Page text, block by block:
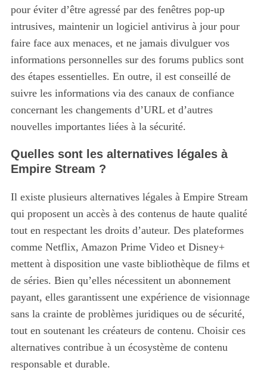
pour éviter d’être agressé par des fenêtres pop-up
intrusives, maintenir un logiciel antivirus à jour pour
faire face aux menaces, et ne jamais divulguer vos
informations personnelles sur des forums publics sont
des étapes essentielles. En outre, il est conseillé de
suivre les informations via des canaux de confiance
concernant les changements d’URL et d’autres
nouvelles importantes liées à la sécurité.
Quelles sont les alternatives légales à
Empire Stream ?
Il existe plusieurs alternatives légales à Empire Stream
qui proposent un accès à des contenus de haute qualité
tout en respectant les droits d’auteur. Des plateformes
comme Netflix, Amazon Prime Video et Disney+
mettent à disposition une vaste bibliothèque de films et
de séries. Bien qu’elles nécessitent un abonnement
payant, elles garantissent une expérience de visionnage
sans la crainte de problèmes juridiques ou de sécurité,
tout en soutenant les créateurs de contenu. Choisir ces
alternatives contribue à un écosystème de contenu
responsable et durable.